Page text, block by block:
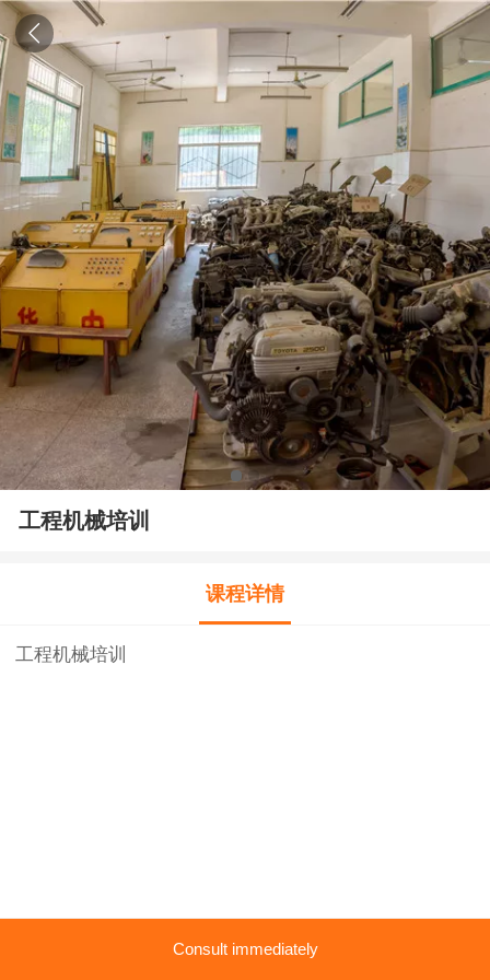
工程机械培训
课程详情
工程机械培训
Consult immediately